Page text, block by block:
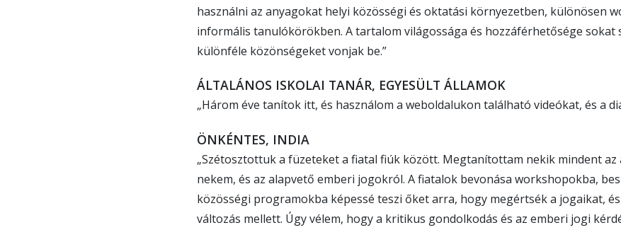
használni az anyagokat helyi közösségi és oktatási környezetben, különösen
informális tanulókörökben. A tartalom világossága és hozzáférhetősége sokat
különféle közönségeket vonjak be.”
ÁLTALÁNOS ISKOLAI TANÁR, EGYESÜLT ÁLLAMOK
„Három éve tanítok itt, és használom a weboldalukon található videókat, és a
ÖNKÉNTES, INDIA
„Szétosztottuk a füzeteket a fiatal fiúk között. Megtanítottam nekik mindent
nekem, és az alapvető emberi jogokról. A fiatalok bevonása workshopokba,
közösségi programokba képessé teszi őket arra, hogy megértsék a jogaikat,
változás mellett. Úgy vélem, hogy a kritikus gondolkodás és az emberi jogi